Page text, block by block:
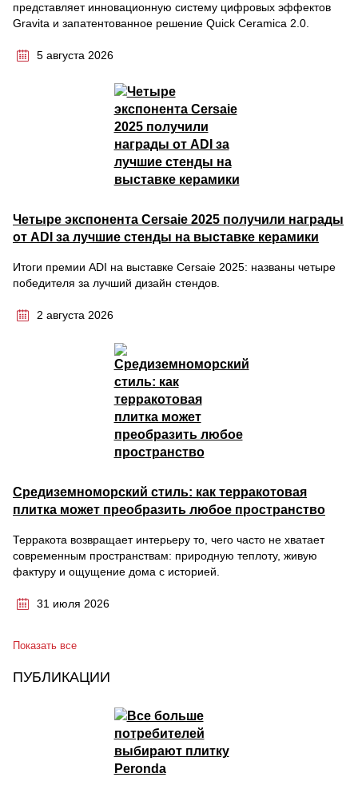
представляет инновационную систему цифровых эффектов
Gravita и запатентованное решение Quick Ceramica 2.0.
5 августа 2026
Четыре экспонента Cersaie 2025 получили награды
от ADI за лучшие стенды на выставке керамики
Итоги премии ADI на выставке Cersaie 2025: названы четыре
победителя за лучший дизайн стендов.
2 августа 2026
Средиземноморский стиль: как терракотовая
плитка может преобразить любое пространство
Терракота возвращает интерьеру то, чего часто не хватает
современным пространствам: природную теплоту, живую
фактуру и ощущение дома с историей.
31 июля 2026
Показать все
ПУБЛИКАЦИИ